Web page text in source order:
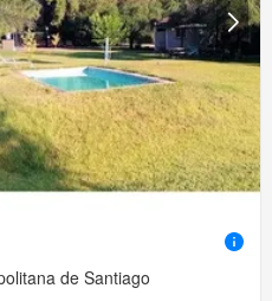
de Santiago